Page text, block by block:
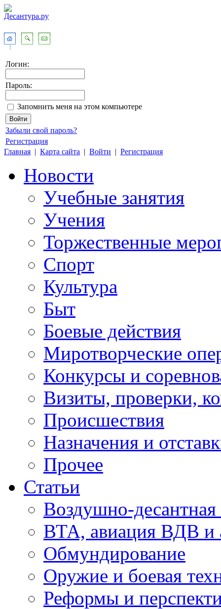
Логин:
Пароль:
Запомнить меня на этом компьютере
Забыли свой пароль?
Регистрация
Главная | Карта сайта | Войти | Регистрация
Новости
Учебные занятия
Учения
Торжественные
Спорт
Культура
Быт
Боевые действия
Миротворческие
Конкурсы и
Визиты, проверки,
Происшествия
Назначения и
Прочее
Статьи
Воздушно-десантная
ВТА, авиация ВДВ и
Обмундирование
Оружие и боевая
Реформы и